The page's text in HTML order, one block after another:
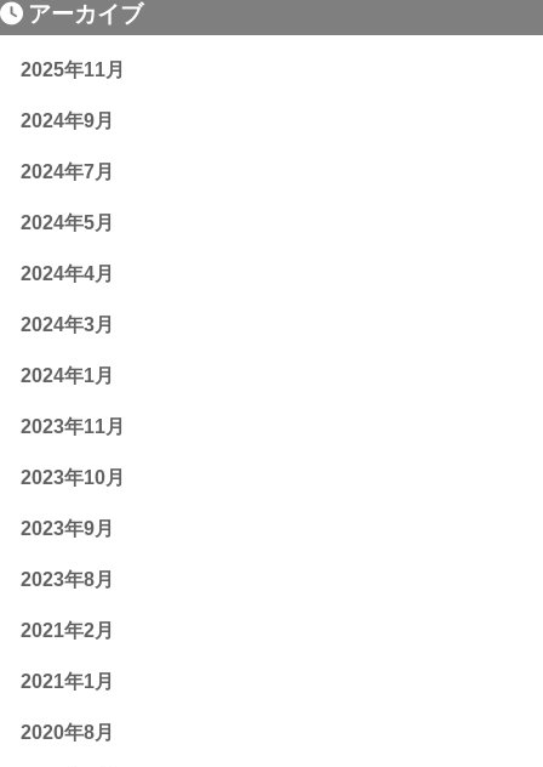
アーカイブ
2025年11月
2024年9月
2024年7月
2024年5月
2024年4月
2024年3月
2024年1月
2023年11月
2023年10月
2023年9月
2023年8月
2021年2月
2021年1月
2020年8月